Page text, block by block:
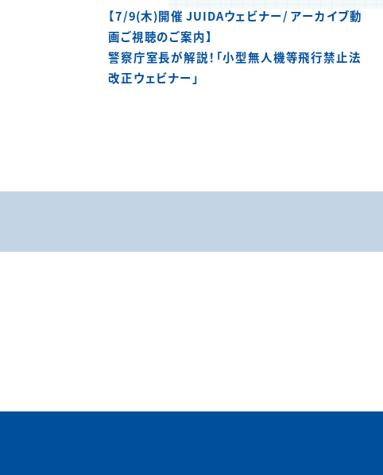
【7/9(木)開催 JUIDAウェビナー/ アーカイブ動
画ご視聴のご案内】
警察庁室長が解説！「小型無人機等飛行禁止法
改正ウェビナー」